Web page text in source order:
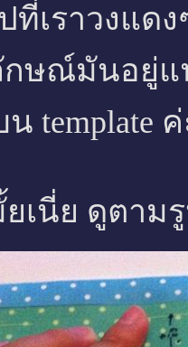
ที่เราวงแด
ษณ์มันอยู่แน
template
ยเนี่ย ดูตาม